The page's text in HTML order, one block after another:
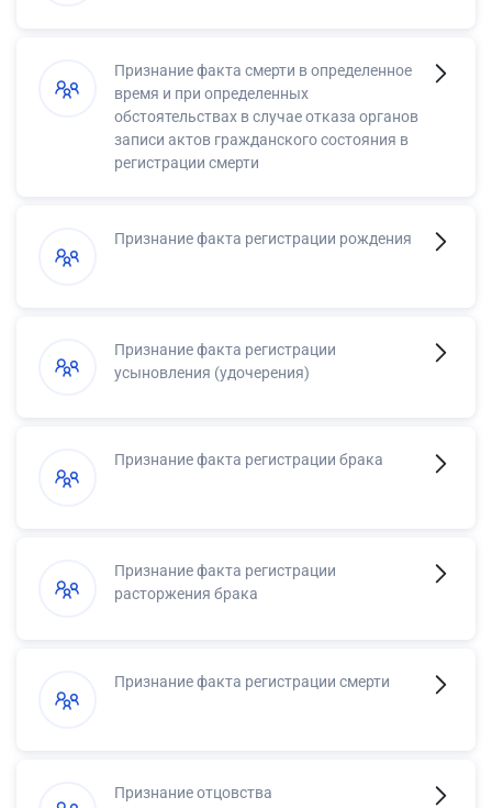
Признание факта смерти в определенное
время и при определенных
обстоятельствах в случае отказа органов
записи актов гражданского состояния в
регистрации смерти
Признание факта регистрации рождения
Признание факта регистрации
усыновления (удочерения)
Признание факта регистрации брака
Признание факта регистрации
расторжения брака
Признание факта регистрации смерти
Признание отцовства